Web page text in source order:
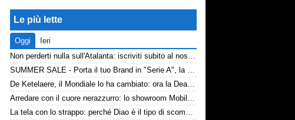
Le più lette
Oggi
Ieri
Non perderti nulla sull'Atalanta: iscriviti subito al nostro canale WhatsApp!
SUMMER SALE - Porta il tuo Brand in "Serie A", la tua azienda e professione titolare nel cuore dell'Atalanta
De Ketelaere, il Mondiale lo ha cambiato: ora la Dea riparte da lui
Arredare con il cuore nerazzurro: lo showroom Mobilmondo a Osio Sotto. Quando essere di fede atalantina conviene
La tela con lo strappo: perché Diao è il tipo di scommessa che Giuntoli ama